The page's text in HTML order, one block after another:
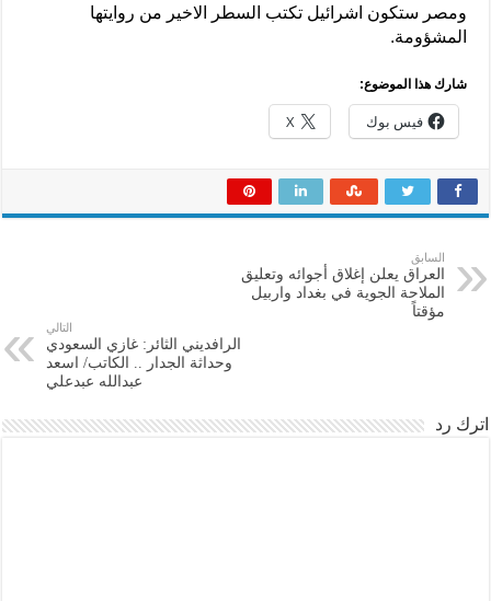
ومصر ستكون اشرائيل تكتب السطر الاخير من روايتها
المشؤومة.
شارك هذا الموضوع:
فيس بوك X
السابق
العراق يعلن إغلاق أجوائه وتعليق
الملاحة الجوية في بغداد واربيل
مؤقتاً
التالي
الرافديني الثائر: غازي السعودي
وحداثة الجدار .. الكاتب/ اسعد
عبدالله عبدعلي
اترك رد